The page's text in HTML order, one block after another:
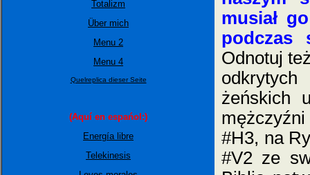
Totalizm
Über mich
Menu 2
Menu 4
Quelreplica dieser Seite
(Aquí en espańol:)
Energía libre
Telekinesis
musiał
podczas
Odnotuj
żeńskich
#H3, na
#V2 ze